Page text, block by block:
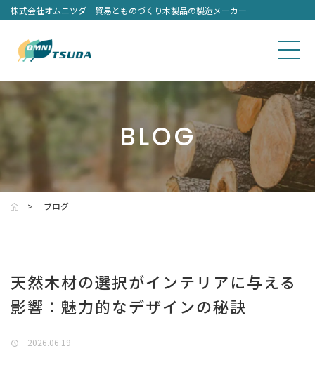
株式会社オムニツダ｜貿易とものづくり木製品の製造メーカー
BLOG
ブログ
天然木材の選択がインテリアに与える
影響：魅力的なデザインの秘訣
2026.06.19